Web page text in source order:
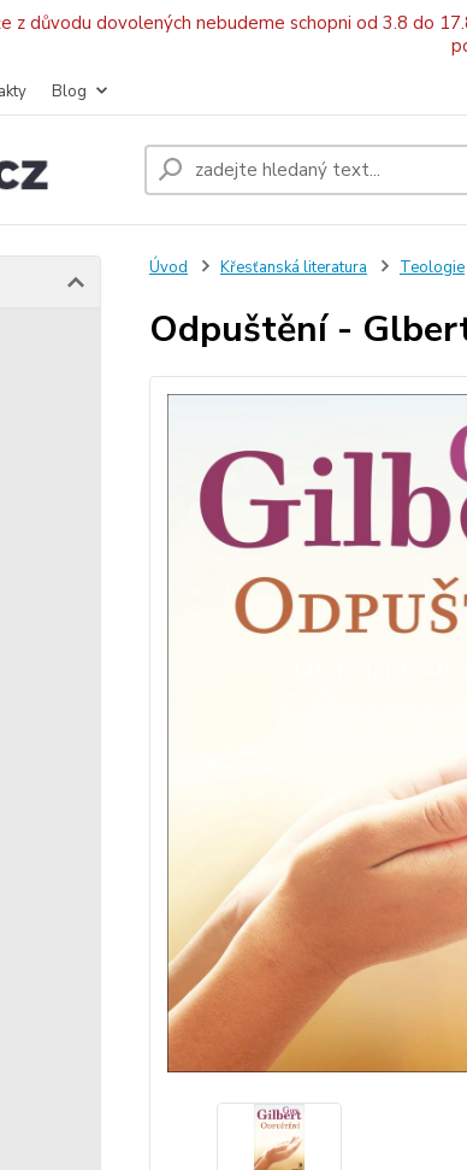
z důvodu dovolených nebudeme schopni od 3.8 do
Blog
Úvod Křesťanská literatura Teologie
Odpuštění -